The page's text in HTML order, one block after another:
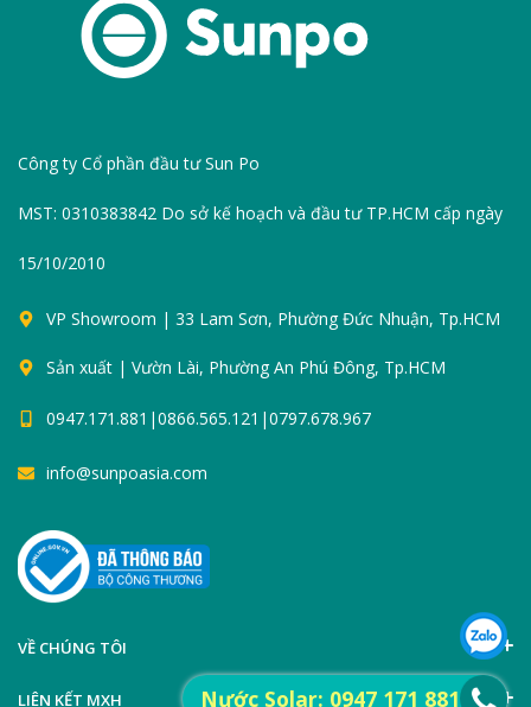
Công ty Cổ phần đầu tư Sun Po
MST: 0310383842 Do sở kế hoạch và đầu tư TP.HCM cấp ngày
15/10/2010
VP Showroom | 33 Lam Sơn, Phường Đức Nhuận, Tp.HCM
Sản xuất | Vườn Lài, Phường An Phú Đông, Tp.HCM
0947.171.881|0866.565.121|0797.678.967
info@sunpoasia.com
VỀ CHÚNG TÔI
LIÊN KẾT MXH Nước Solar: 0947 171 881